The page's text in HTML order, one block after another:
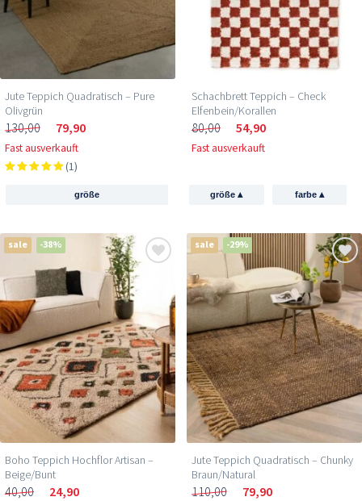
Jute Teppich Quadratisch – Pure
Olivgrün
130,00 79,90
Fast ausverkauft
(1)
größe
Schachbrett Teppich – Check
Elfenbein/Korallen
80,00 54,90
Fast ausverkauft
größe▴ farbe ▴
sale -38%
Boho Teppich Hochflor Artisan –
Beige/Bunt
40,00 24,90
sale -29%
Jute Teppich Quadratisch – Chunky
Braun/Natural
110,00 79,90